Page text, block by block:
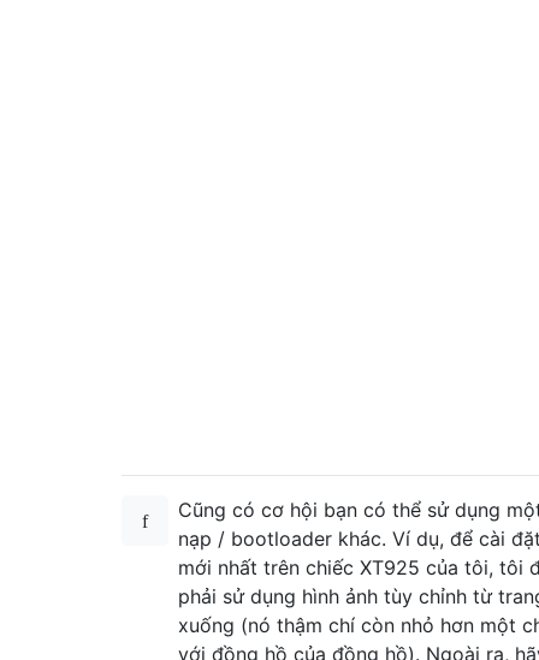
Cũng có cơ hội bạn có thể sử dụng
nạp / bootloader khác. Ví dụ, để cài
mới nhất trên chiếc XT925 của tôi, tôi
phải sử dụng hình ảnh tùy chỉnh từ
xuống (nó thậm chí còn nhỏ hơn một
với đồng hồ của đồng hồ). Ngoài ra,